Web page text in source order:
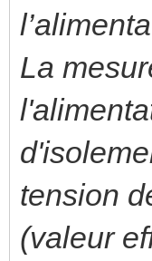
La
tension
(valeur